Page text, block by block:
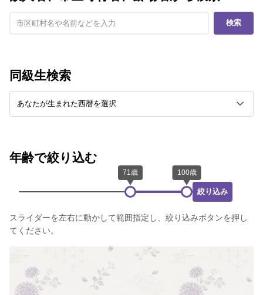
検索
同級生検索
年齢で絞り込む
絞り込み
スライダーを左右に動かして範囲指定し、絞り込みボタンを押し
てください。